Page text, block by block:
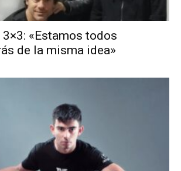
«Estamos todos
de la misma idea»